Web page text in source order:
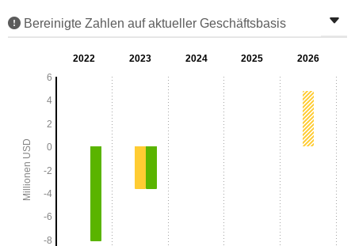
Bereinigte Zahlen auf aktueller Geschäftsbasis